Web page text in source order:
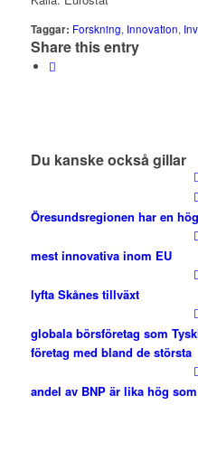
Taggar: Forskning, Innovation,
Share this entry
Du kanske också gillar
Öresundsregionen har en
mest innovativa inom EU
lyfta Skånes tillväxt
globala börsföretag som
företag med bland de största
andel av BNP är lika hög